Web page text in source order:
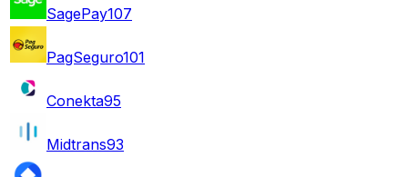
SagePay107
PagSeguro101
Conekta95
Midtrans93